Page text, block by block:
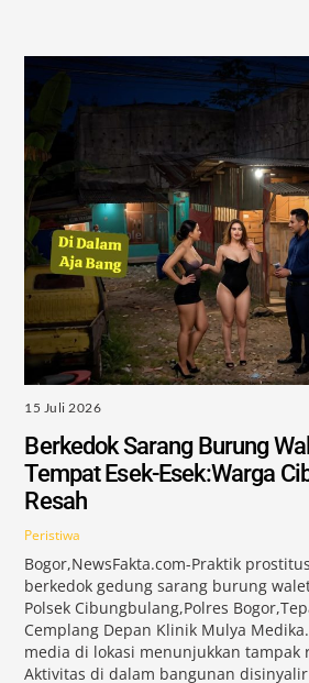
15 Juli 2026
Berkedok Sarang Burung
Tempat Esek-Esek:Warga
Resah
Peristiwa
Bogor,NewsFakta.com-Praktik
berkedok gedung sarang burung
Polsek Cibungbulang,Polres
Cemplang Depan Klinik Mulya
media di lokasi menunjukkan tampak
Aktivitas di dalam bangunan